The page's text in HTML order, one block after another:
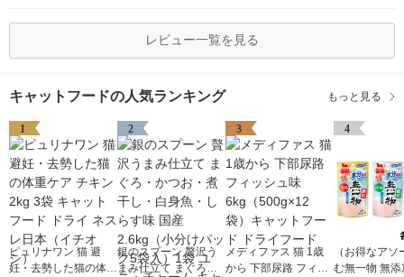
レビュー一覧を見る
キャットフードの人気ランキング もっと見る
1
ピュリナワン 猫 避
妊・去勢した猫の体重
2
銀のスプーン 贅沢う
まみ仕立て まぐろ・
3
メディファス 猫 1歳
から 下部尿路 フィッ
4
（お得なアソ
む無一物 無添